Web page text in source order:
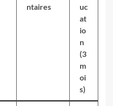
ntaires
uc
at
io
n
(3
m
oi
s)